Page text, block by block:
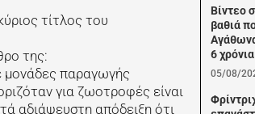
τίτλος του
της:
μονάδες παραγωγής
για ζωοτροφές είναι
αδιάψευστη απόδειξη ότι
Βίντεο
βαθιά
6 χρόνια
05/08/